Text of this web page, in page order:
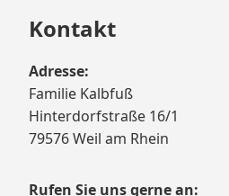
Kontakt
Adresse:
Familie Kalbfuß
Hinterdorfstraße 16/1
79576 Weil am Rhein
Rufen Sie uns gerne an: